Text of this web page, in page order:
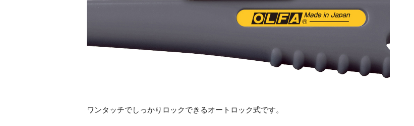
ワンタッチでしっかりロックできるオートロック式です。